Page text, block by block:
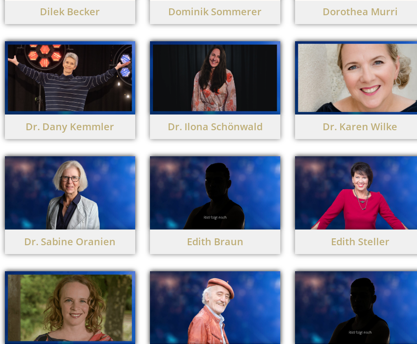
Dilek Becker Dominik Sommerer Dorothea Murri
Dr. Dany Kemmler Dr. Ilona Schönwald Dr. Karen Wilke
Dr. Sabine Oranien Edith Braun Edith Steller